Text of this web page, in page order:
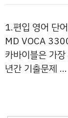
1.편입 영어 단
MD VOCA
카바이블은 가
년간 기출문제 …